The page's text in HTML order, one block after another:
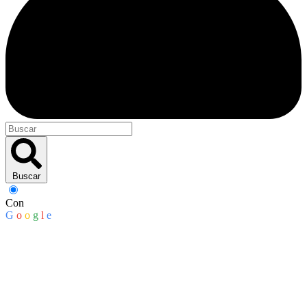
Buscar
Con
G o o g l e